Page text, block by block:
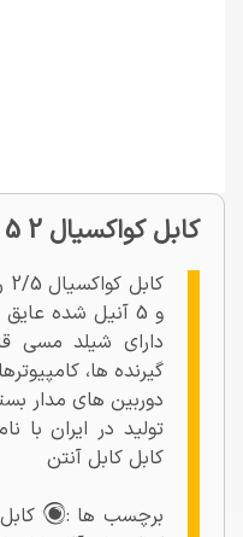
کابل کواکسیال 2 5 رسانا کابل
و 5 آنیل شده
دارای شیلد مسی
گیرنده ها،
دوربین های مدار
تولید در ایران با
کابل کابل آنتن
برچسب ها :